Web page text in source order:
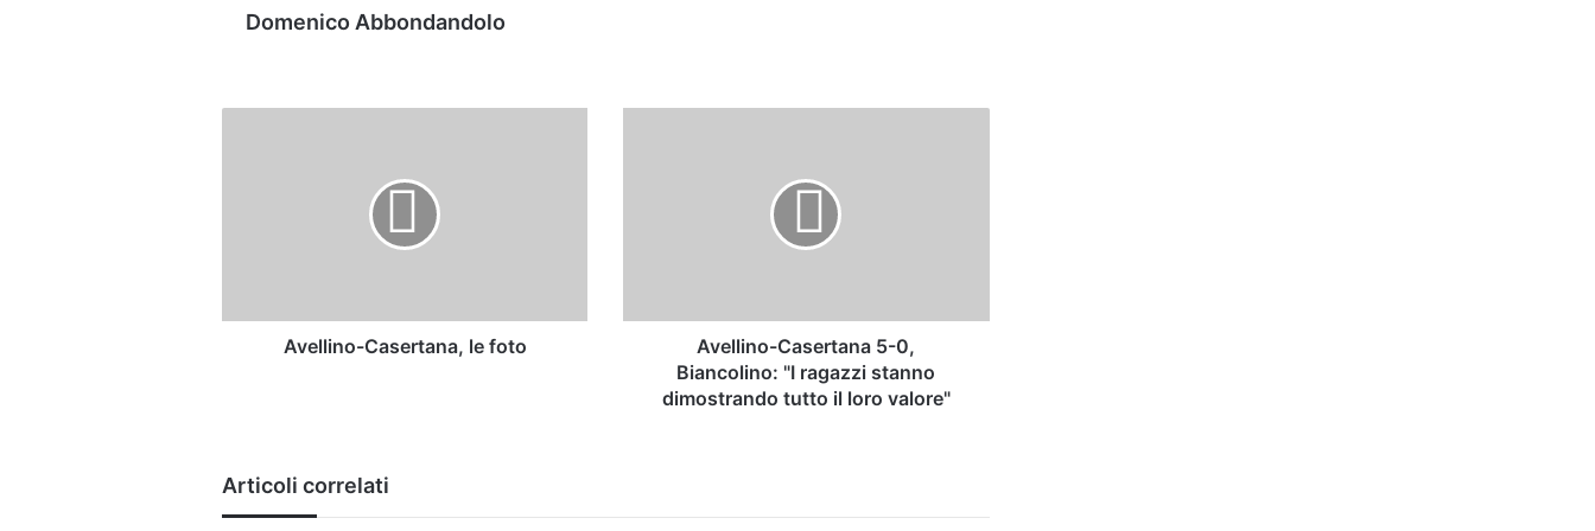
Domenico Abbondandolo
Avellino-Casertana, le foto
dimostrando
Avellino-Casertana 5-0,
Biancolino: "I ragazzi stanno
dimostrando tutto il loro valore"
Articoli correlati